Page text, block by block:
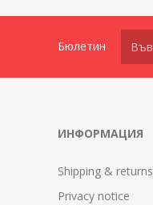
Бюлетин
ИНФОРМАЦИЯ
Shipping & returns
Privacy notice